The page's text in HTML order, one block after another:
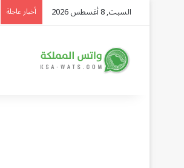
السبت, 8 أغسطس 2026 أخبار عاجلة